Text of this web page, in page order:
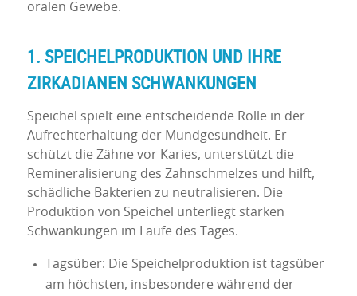
oralen Gewebe.
1. SPEICHELPRODUKTION UND IHRE
ZIRKADIANEN SCHWANKUNGEN
Speichel spielt eine entscheidende Rolle in der
Aufrechterhaltung der Mundgesundheit. Er
schützt die Zähne vor Karies, unterstützt die
Remineralisierung des Zahnschmelzes und hilft,
schädliche Bakterien zu neutralisieren. Die
Produktion von Speichel unterliegt starken
Schwankungen im Laufe des Tages.
Tagsüber: Die Speichelproduktion ist tagsüber
am höchsten, insbesondere während der